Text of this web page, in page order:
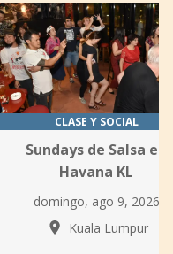
CLASE Y SOCIAL
Sundays de Salsa en
Havana KL
domingo, ago 9, 2026
Kuala Lumpur